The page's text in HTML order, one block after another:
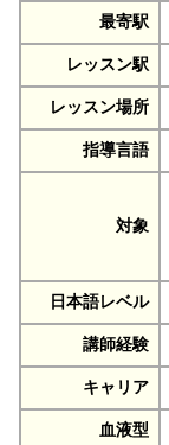
最寄駅
レッスン駅
レッスン場所
指導言語
対象
日本語レベル
講師経験
キャリア
血液型